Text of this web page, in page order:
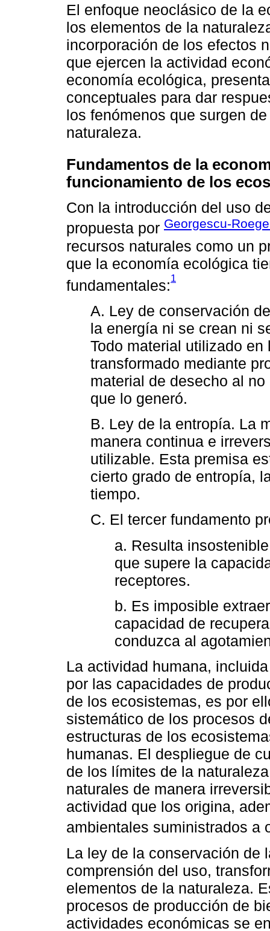
El enfoque neoclásico de la
los elementos de la
incorporación de los efectos
que ejercen la actividad
economía ecológica,
conceptuales para dar
los fenómenos que surgen
naturaleza.
Fundamentos de la
funcionamiento de los
Con la introducción del uso
propuesta por Georgescu-
recursos naturales como un
que la economía ecológica
fundamentales:1
A. Ley de conservación
la energía ni se crean ni
Todo material utilizado
transformado mediante
material de desecho al
que lo generó.
B. Ley de la entropía. La
manera continua e
utilizable. Esta premisa
cierto grado de entropía,
tiempo.
C. El tercer fundamento
a. Resulta
que supere la
receptores.
b. Es imposible
capacidad de
conduzca al
La actividad humana,
por las capacidades de
de los ecosistemas, es por
sistemático de los procesos
estructuras de los
humanas. El despliegue de
de los límites de la
naturales de manera
actividad que los origina,
ambientales suministrados a
La ley de la conservación de
comprensión del uso,
elementos de la naturaleza.
procesos de producción de
actividades económicas se